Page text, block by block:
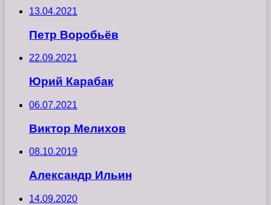
13.04.2021
Петр Воробьёв
22.09.2021
Юрий Карабак
06.07.2021
Виктор Мелихов
08.10.2019
Александр Ильин
14.09.2020